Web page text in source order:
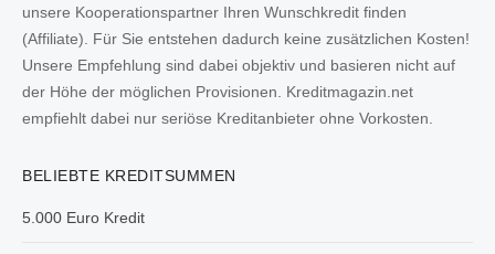
unsere Kooperationspartner Ihren Wunschkredit finden
(Affiliate). Für Sie entstehen dadurch keine zusätzlichen Kosten!
Unsere Empfehlung sind dabei objektiv und basieren nicht auf
der Höhe der möglichen Provisionen. Kreditmagazin.net
empfiehlt dabei nur seriöse Kreditanbieter ohne Vorkosten.
BELIEBTE KREDITSUMMEN
5.000 Euro Kredit